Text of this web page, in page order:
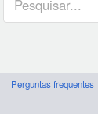
Perguntas frequentes